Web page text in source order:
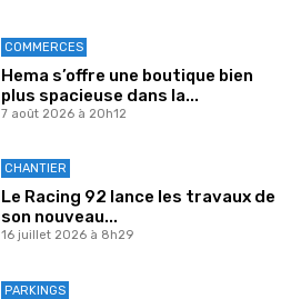
COMMERCES
Hema s’offre une boutique bien
plus spacieuse dans la...
7 août 2026 à 20h12
CHANTIER
Le Racing 92 lance les travaux de
son nouveau...
16 juillet 2026 à 8h29
PARKINGS